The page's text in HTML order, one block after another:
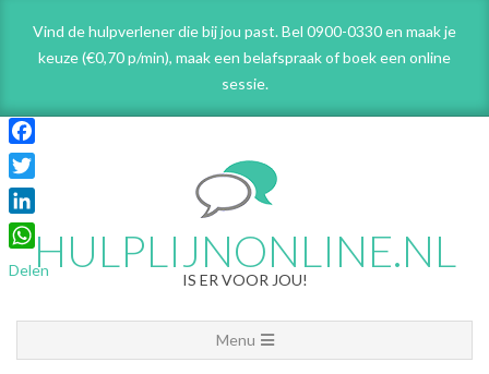
content
Vind de hulpverlener die bij jou past. Bel 0900-0330 en maak je
keuze (€0,70 p/min), maak een belafspraakof boek een online
sessie.
HULPLIJNONLINE.NL
IS ER VOOR JOU!
Navigation
Menu
Facebook
Twitter
LinkedIn
WhatsApp
Delen